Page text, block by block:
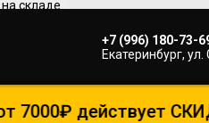
+7 (996) 180-73-
Екатеринбург, ул.
7000₽ действует